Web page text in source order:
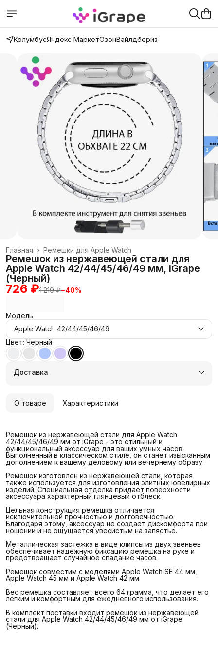
КолумбусЯндекс МаркетОзонВайлдбериз
Ремешки для Apple Watch
Главная ›
Ремешок из нержавеющей стали для
Apple Watch 42/44/45/46/49 мм, iGrape
(Черный)
726 ₽1 210 ₽−40%
Модель
Apple Watch 42/44/45/46/49
Цвет: Черный
Доставка
О товаре Характеристики
Ремешок из нержавеющей стали для Apple Watch
42/44/45/46/49 мм от iGrape - это стильный и
функциональный аксессуар для ваших умных часов.
Выполненный в классическом стиле, он станет изысканным
дополнением к вашему деловому или вечернему образу.
Ремешок изготовлен из нержавеющей стали, которая
также используется для изготовления элитных ювелирных
изделий. Специальная отделка придает поверхности
аксессуара характерный глянцевый отблеск.
Цельная конструкция ремешка отличается
исключительной прочностью и долговечностью.
Благодаря этому, аксессуар не создает дискомфорта при
ношении и не ощущается увесистым на запястье.
Металлическая застежка в виде клипсы из двух звеньев
обеспечивает надежную фиксацию ремешка на руке и
предотвращает случайное спадание часов.
Ремешок совместим с моделями Apple Watch SE 44 мм,
Apple Watch 45 мм и Apple Watch 42 мм.
Вес ремешка составляет всего 64 грамма, что делает его
легким и комфортным для ежедневного использования.
В комплект поставки входит ремешок из нержавеющей
стали для Apple Watch 42/44/45/46/49 мм от iGrape
(Черный).